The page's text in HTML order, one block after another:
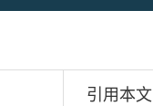
格式 联系方式
引用本文